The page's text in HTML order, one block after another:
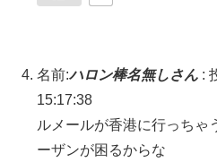
名前:ハロン棒名無しさん :
15:17:38
ルメールが香港に行っちゃ
ーザンが困るからな